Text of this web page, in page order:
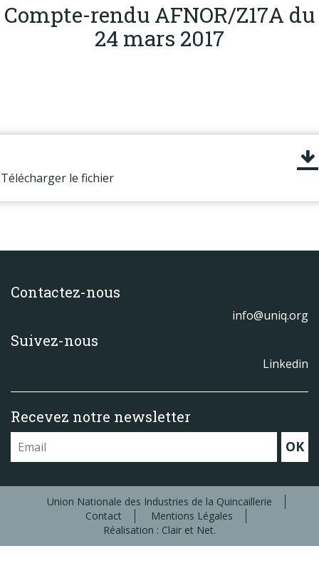
Publications
Compte-rendu AFNOR/Z17A du
24 mars 2017
Télécharger le fichier
Contactez-nous
info@uniq.org
Suivez-nous
Linkedin
Recevez notre newsletter
OK
Union Nationale des Industries de la Quincaillerie
Contact
Mentions Légales
Réalisation : Clair et Net.